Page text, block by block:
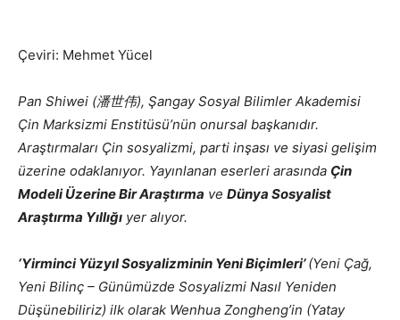
Çeviri: Mehmet Yücel
Pan Shiwei (潘世伟), Şangay Sosyal Bilimler Akademisi
Çin Marksizmi Enstitüsü’nün onursal başkanıdır.
Araştırmaları Çin sosyalizmi, parti inşası ve siyasi gelişim
üzerine odaklanıyor. Yayınlanan eserleri arasında Çin
Modeli Üzerine Bir Araştırma ve Dünya Sosyalist
Araştırma Yıllığı yer alıyor.
‘Yirminci Yüzyıl Sosyalizminin Yeni Biçimleri’(Yeni Çağ,
Yeni Bilinç – Günümüzde Sosyalizmi Nasıl Yeniden
Düşünebiliriz) ilk olarak Wenhua Zongheng’in (Yatay